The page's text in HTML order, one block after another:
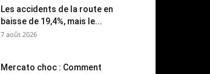
Les accidents de la route en
baisse de 19,4%, mais le...
7 août 2026
Mercato choc : Comment